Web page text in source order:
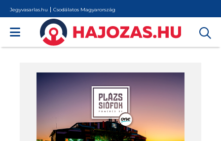
Jegyvasarlas.hu Csodálatos Magyarország